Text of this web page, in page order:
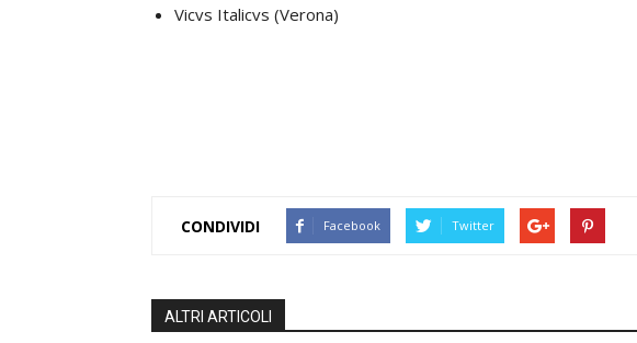
Vicvs Italicvs (Verona)
CONDIVIDI Facebook Twitter
ALTRI ARTICOLI